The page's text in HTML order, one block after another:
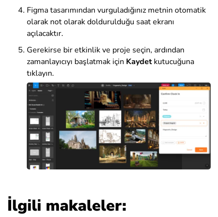
Figma tasarımından vurguladığınız metnin otomatik
olarak not olarak doldurulduğu saat ekranı
açılacaktır.
Gerekirse bir etkinlik ve proje seçin, ardından
zamanlayıcıyı başlatmak için Kaydetkutucuğuna
tıklayın.
İlgili makaleler: